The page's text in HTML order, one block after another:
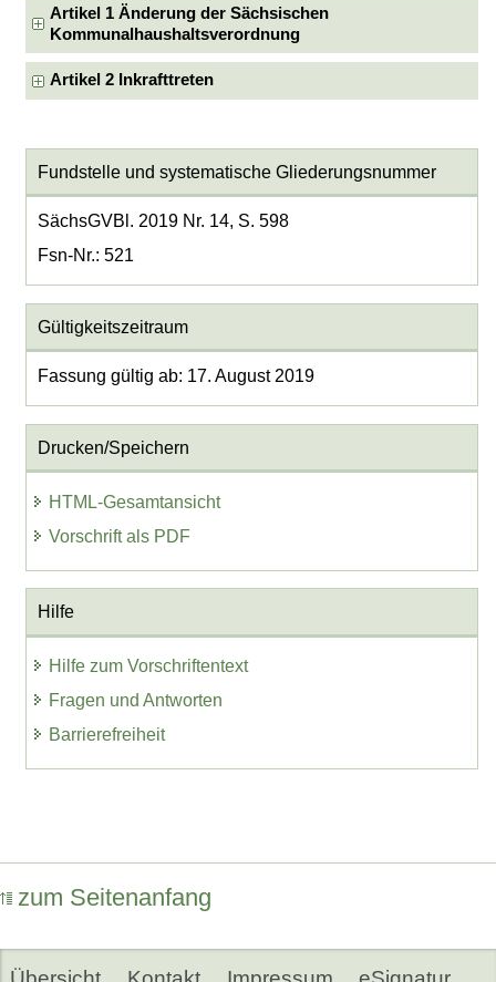
Artikel 1 Änderung der Sächsischen
Kommunalhaushaltsverordnung
Artikel 2 Inkrafttreten
Fundstelle und systematische Gliederungsnummer
SächsGVBl. 2019 Nr. 14, S. 598
Fsn-Nr.: 521
Gültigkeitszeitraum
Fassung gültig ab: 17. August 2019
Drucken/Speichern
HTML-Gesamtansicht
Vorschrift als PDF
Hilfe
Hilfe zum Vorschriftentext
Fragen und Antworten
Barrierefreiheit
zum Seitenanfang